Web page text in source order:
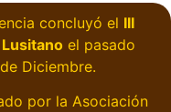
concluyó el III
el pasado
Diciembre.
por la Asociación